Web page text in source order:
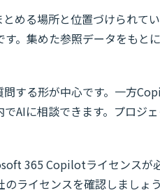
める場所と位置づけられて
。集めた参照データをも
問する形が中心です。一方
AIに相談できます。プロジ
365 Copilotライセンスが
ライセンスを確認しましょ